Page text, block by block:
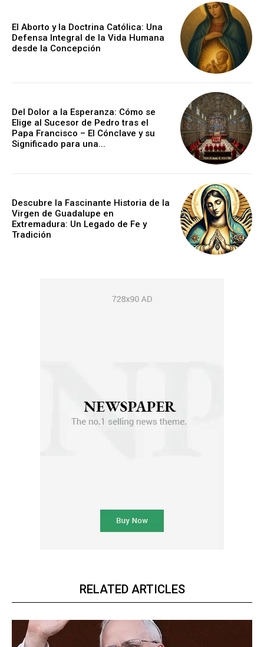
El Aborto y la Doctrina Católica: Una
Defensa Integral de la Vida Humana
desde la Concepción
Del Dolor a la Esperanza: Cómo se
Elige al Sucesor de Pedro tras el
Papa Francisco – El Cónclave y su
Significado para una...
Descubre la Fascinante Historia de la
Virgen de Guadalupe en
Extremadura: Un Legado de Fe y
Tradición
RELATED ARTICLES